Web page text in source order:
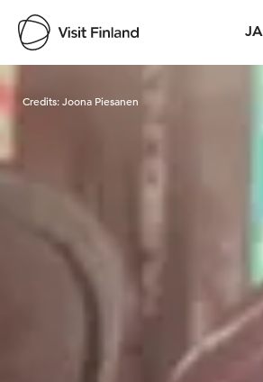
JA
Visit Finland
Credits:Joona Piesanen